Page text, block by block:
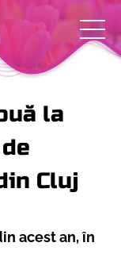
la
Cluj
acest an, în